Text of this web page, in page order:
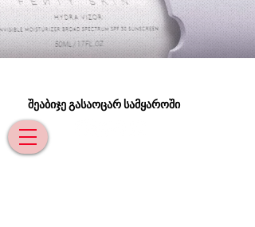
შეაბიჯე გასაოცარ სამყაროში